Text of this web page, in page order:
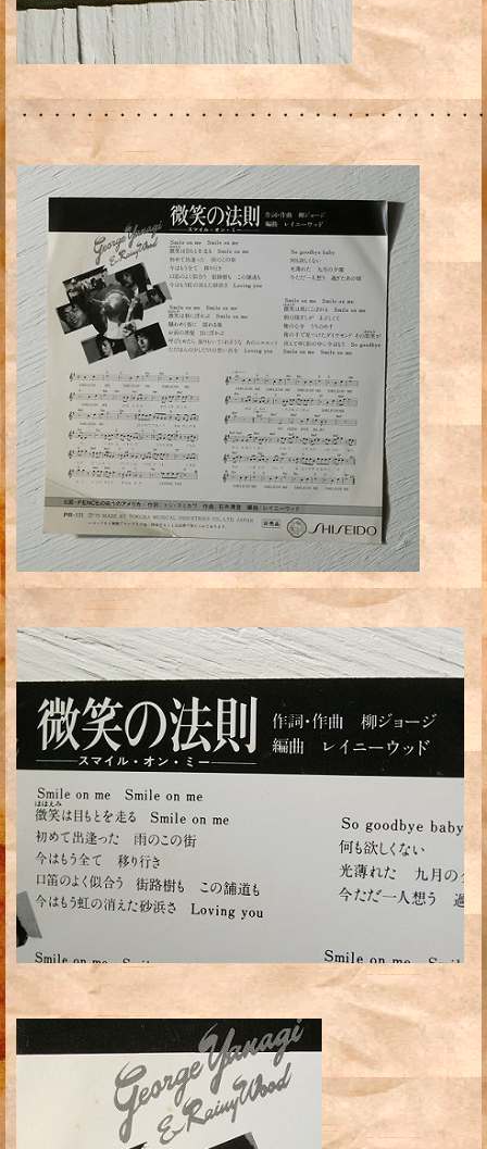
・・・・・・・・・・・・・・・・・・・・・・・・・・・・